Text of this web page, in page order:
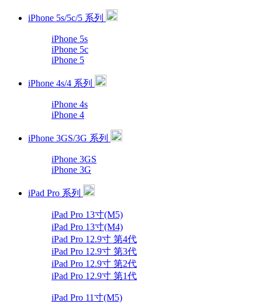
iPhone 5s/5c/5 系列
iPhone 5s
iPhone 5c
iPhone 5
iPhone 4s/4 系列
iPhone 4s
iPhone 4
iPhone 3GS/3G 系列
iPhone 3GS
iPhone 3G
iPad Pro 系列
iPad Pro 13寸(M5)
iPad Pro 13寸(M4)
iPad Pro 12.9寸 第4代
iPad Pro 12.9寸 第3代
iPad Pro 12.9寸 第2代
iPad Pro 12.9寸 第1代
iPad Pro 11寸(M5)